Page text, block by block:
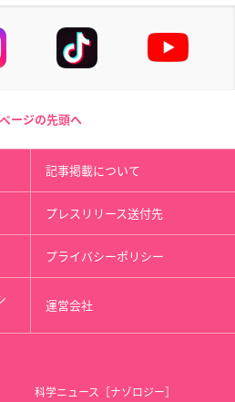
ページの先頭へ
記事掲載について
プレスリリース送付先
プライバシーポリシー
運営会社
科学ニュース［ナゾロジー］